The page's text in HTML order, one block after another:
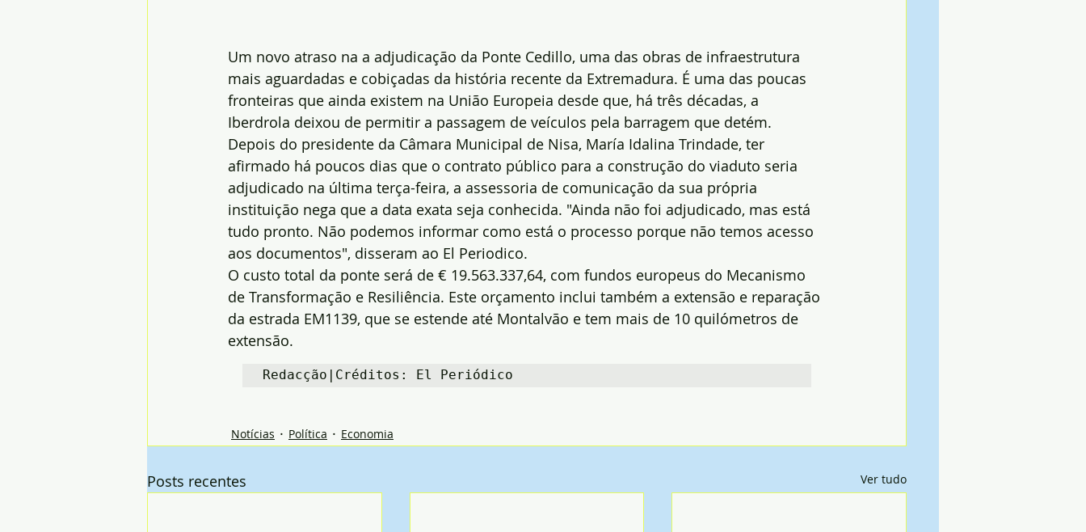
Um novo atraso na a adjudicação da Ponte Cedillo, uma das obras de infraestrutura
mais aguardadas e cobiçadas da história recente da Extremadura. É uma das poucas
fronteiras que ainda existem na União Europeia desde que, há três décadas, a
Iberdrola deixou de permitir a passagem de veículos pela barragem que detém.
Depois do presidente da Câmara Municipal de Nisa, María Idalina Trindade, ter
afirmado há poucos dias que o contrato público para a construção do viaduto seria
adjudicado na última terça-feira, a assessoria de comunicação da sua própria
instituição nega que a data exata seja conhecida. "Ainda não foi adjudicado, mas está
tudo pronto. Não podemos informar como está o processo porque não temos acesso
aos documentos", disseram ao El Periodico.
O custo total da ponte será de € 19.563.337,64, com fundos europeus do Mecanismo
de Transformação e Resiliência. Este orçamento inclui também a extensão e reparação
da estrada EM1139, que se estende até Montalvão e tem mais de 10 quilómetros de
extensão.
Redacção|Créditos: El Periódico
Notícias Política Economia
Posts recentes Ver tudo